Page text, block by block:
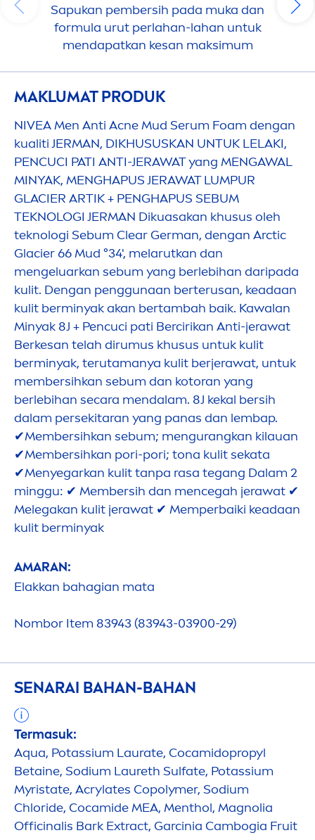
Sapukan pembersih pada muka dan
formula urut perlahan-lahan untuk
mendapatkan kesan maksimum
MAKLUMAT PRODUK
NIVEAMen Anti Acne Mud Serum Foam dengan
kualiti JERMAN, DIKHUSUSKAN UNTUK LELAKI,
PENCUCI PATI ANTI-JERAWAT yang MENGAWAL
MINYAK, MENGHAPUS JERAWAT LUMPUR
GLACIER ARTIK + PENGHAPUS SEBUM
TEKNOLOGI JERMAN Dikuasakan khusus oleh
teknologi Sebum Clear German, dengan Arctic
Glacier 66 Mud °34', melarutkan dan
mengeluarkan sebum yang berlebihan daripada
kulit. Dengan penggunaan berterusan, keadaan
kulit berminyak akan bertambah baik. Kawalan
Minyak 8J + Pencuci pati Bercirikan Anti-jerawat
Berkesan telah dirumus khusus untuk kulit
berminyak, terutamanya kulit berjerawat, untuk
membersihkan sebum dan kotoran yang
berlebihan secara mendalam. 8J kekal bersih
dalam persekitaran yang panas dan lembap.
✔Membersihkan sebum; mengurangkan kilauan
✔Membersihkan pori-pori; tona kulit sekata
✔Menyegarkan kulit tanpa rasa tegang Dalam 2
minggu: ✔ Membersih dan mencegah jerawat ✔
Melegakan kulit jerawat ✔ Memperbaiki keadaan
kulit berminyak
AMARAN:
Elakkan bahagian mata
Nombor Item 83943 (83943-03900-29)
SENARAI BAHAN-BAHAN
Termasuk:
Aqua, Potassium Laurate, Cocamidopropyl
Betaine, Sodium Laureth Sulfate, Potassium
Myristate, Acrylates Copolymer, Sodium
Chloride, Cocamide MEA, Menthol, Magnolia
Officinalis Bark Extract, Garcinia Cambogia Fruit